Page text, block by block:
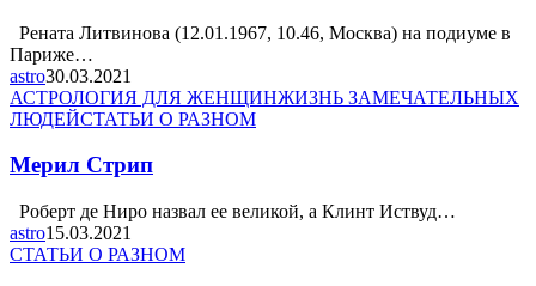
Рената Литвинова (12.01.1967, 10.46, Москва) на подиуме в
Париже…
astro30.03.2021
АСТРОЛОГИЯ ДЛЯ ЖЕНЩИНЖИЗНЬ ЗАМЕЧАТЕЛЬНЫХ
ЛЮДЕЙСТАТЬИ О РАЗНОМ
Мерил Стрип
Роберт де Ниро назвал ее великой, а Клинт Иствуд…
astro15.03.2021
СТАТЬИ О РАЗНОМ